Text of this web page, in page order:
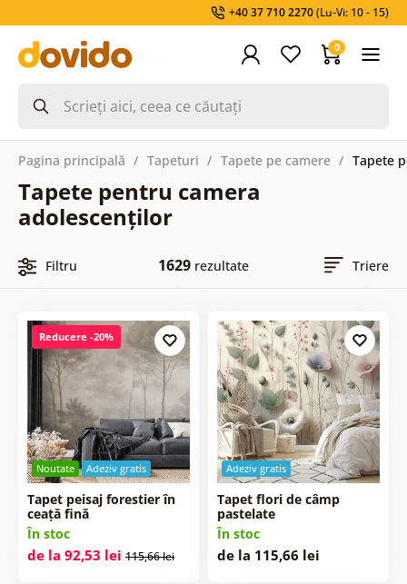
+40 37 710 2270(Lu-Vi: 10 - 15)
0
Pagina principală Tapeturi Tapete pe camere Tapete
Tapete pentru camera
adolescenților
Filtru 1629 rezultate Triere
Noutate Adeziv gratis
Reducere -20%
Tapet peisaj forestier în
ceață fină
În stoc
de la 92,53 lei 115,66 lei
Adeziv gratis
Tapet flori de câmp
pastelate
În stoc
de la 115,66 lei